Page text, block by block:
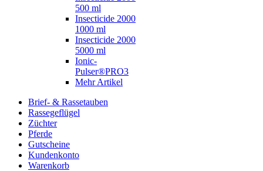
500 ml
Insecticide 2000
1000 ml
Insecticide 2000
5000 ml
Ionic-
Pulser®PRO3
Mehr Artikel
Brief- & Rassetauben
Rassegeflügel
Züchter
Pferde
Gutscheine
Kundenkonto
Warenkorb